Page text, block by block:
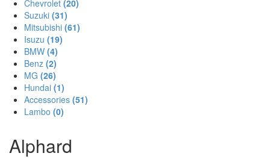
Chevrolet (20)
Suzuki (31)
Mitsubishi (61)
Isuzu (19)
BMW (4)
Benz (2)
MG (26)
Hundai (1)
Accessories (51)
Lambo (0)
Alphard